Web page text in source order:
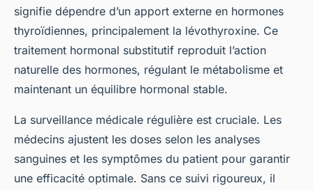
signifie dépendre d’un apport externe en hormones
thyroïdiennes, principalement la lévothyroxine. Ce
traitement hormonal substitutif reproduit l’action
naturelle des hormones, régulant le métabolisme et
maintenant un équilibre hormonal stable.
La surveillance médicale régulière est cruciale. Les
médecins ajustent les doses selon les analyses
sanguines et les symptômes du patient pour garantir
une efficacité optimale. Sans ce suivi rigoureux, il